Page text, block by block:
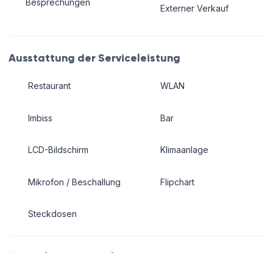
Externer Verkauf
Ausstattung der Serviceleistung
Restaurant
Imbiss
LCD-Bildschirm
Mikrofon / Beschallung
Steckdosen
WLAN
Bar
Klimaanlage
Flipchart